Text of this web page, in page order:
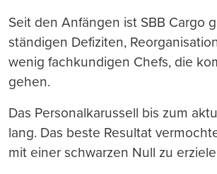
Seit den Anfängen ist SBB Cargo
ständigen Defiziten,
wenig fachkundigen Chefs, die
gehen.
Das Personalkarussell bis zum
lang. Das beste Resultat
mit einer schwarzen Null zu